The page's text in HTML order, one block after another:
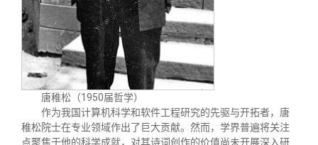
唐稚松（1950届哲学）
作为我国计算机科学和软件工程研究的先驱与开拓者，唐
稚松院士在专业领域作出了巨大贡献。然而，学界普遍将关注
点聚焦于他的科学成就，对其诗词创作的价值尚未开展深入研